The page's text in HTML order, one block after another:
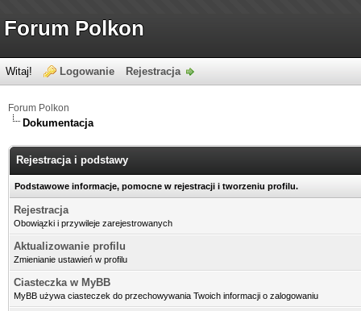
Forum Polkon
Witaj! Logowanie Rejestracja
Forum Polkon
Dokumentacja
Rejestracja i podstawy
Podstawowe informacje, pomocne w rejestracji i tworzeniu profilu.
Rejestracja
Obowiązki i przywileje zarejestrowanych
Aktualizowanie profilu
Zmienianie ustawień w profilu
Ciasteczka w MyBB
MyBB używa ciasteczek do przechowywania Twoich informacji o zalogowaniu